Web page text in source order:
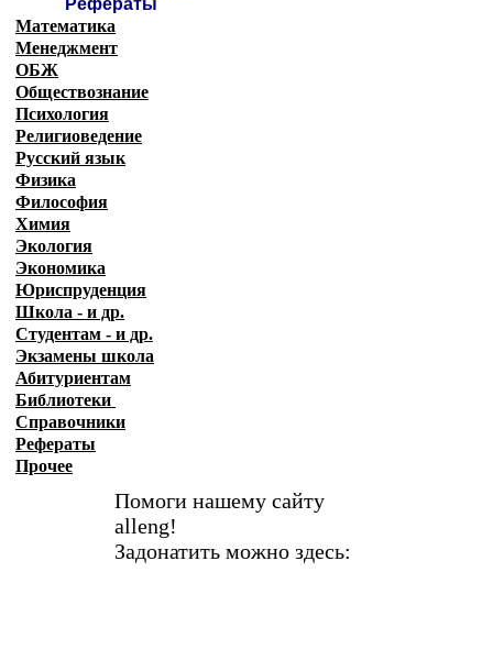
Рефераты
Математика
Менеджмент
ОБЖ
Обществознание
Психология
Религиоведение
Русский язык
Физика
Философия
Химия
Экология
Экономика
Юриспруденция
Школа - и др.
Студентам - и др.
Экзамены школа
Абитуриентам
Библиотеки
Справочники
Рефераты
Прочее
Помоги нашему сайту
alleng!
Задонатить можно здесь: